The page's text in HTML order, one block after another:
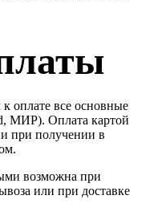
оплате все основные
МИР). Оплата картой
и при получении в
возможна при
или при доставке